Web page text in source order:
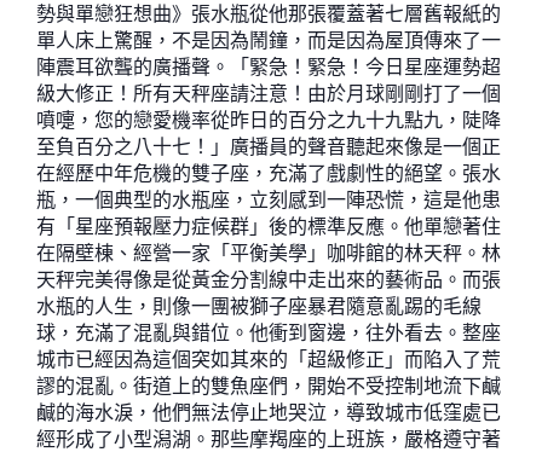
勢與單戀狂想曲》張水瓶從他那張覆蓋著七層舊報紙的
單人床上驚醒，不是因為鬧鐘，而是因為屋頂傳來了一
陣震耳欲聾的廣播聲。「緊急！緊急！今日星座運勢超
級大修正！所有天秤座請注意！由於月球剛剛打了一個
噴嚏，您的戀愛機率從昨日的百分之九十九點九，陡降
至負百分之八十七！」廣播員的聲音聽起來像是一個正
在經歷中年危機的雙子座，充滿了戲劇性的絕望。張水
瓶，一個典型的水瓶座，立刻感到一陣恐慌，這是他患
有「星座預報壓力症候群」後的標準反應。他單戀著住
在隔壁棟、經營一家「平衡美學」咖啡館的林天秤。林
天秤完美得像是從黃金分割線中走出來的藝術品。而張
水瓶的人生，則像一團被獅子座暴君隨意亂踢的毛線
球，充滿了混亂與錯位。他衝到窗邊，往外看去。整座
城市已經因為這個突如其來的「超級修正」而陷入了荒
謬的混亂。街道上的雙魚座們，開始不受控制地流下鹹
鹹的海水淚，他們無法停止地哭泣，導致城市低窪處已
經形成了小型潟湖。那些摩羯座的上班族，嚴格遵守著